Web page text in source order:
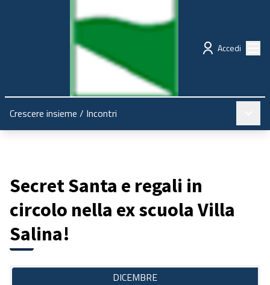
Regione Emilia-Romagna Partecipazione
Accedi
Crescere insieme / Incontri
Secret Santa e regali in
circolo nella ex scuola Villa
Salina!
DICEMBRE